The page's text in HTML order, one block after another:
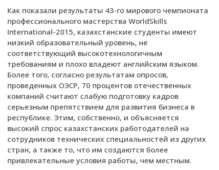
Как показали результаты 43-го мирового чемпионата
профессионального мастерства WorldSkills
International-2015, казахстанские студенты имеют
низкий образовательный уровень, не
соответствующий высокотехнологичным
требованиям и плохо владеют английским языком.
Более того, согласно результатам опросов,
проведенных ОЭСР, 70 процентов отечественных
компаний считают слабую подготовку кадров
серьезным препятствием для развития бизнеса в
республике. Этим, собственно, и объясняется
высокий спрос казахстанских работодателей на
сотрудников технических специальностей из других
стран, а также то, что им создаются более
привлекательные условия работы, чем местным.